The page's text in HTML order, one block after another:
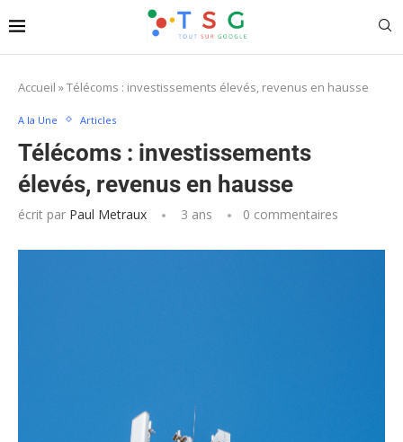
Accueil »Télécoms : investissements élevés, revenus en hausse
A la Une Articles
Télécoms : investissements
élevés, revenus en hausse
écrit par Paul Metraux 3 ans 0 commentaires